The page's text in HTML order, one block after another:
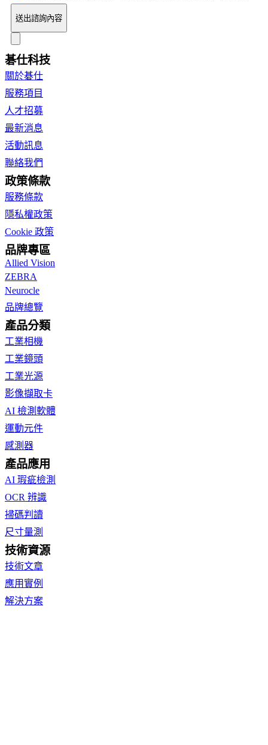
送出諮詢內容
碁仕科技
關於碁仕
服務項目
人才招募
最新消息
活動訊息
聯絡我們
政策條款
服務條款
隱私權政策
Cookie 政策
品牌專區
Allied Vision
ZEBRA
Neurocle
品牌總覽
產品分類
工業相機
工業鏡頭
工業光源
影像擷取卡
AI 檢測軟體
運動元件
感測器
產品應用
AI 瑕疵檢測
OCR 辨識
掃碼判讀
尺寸量測
技術資源
技術文章
應用實例
解決方案